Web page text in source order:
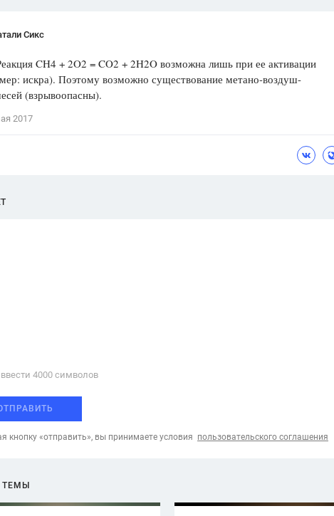
Сикс
CH4 + 2O2 = CO2 + 2H2O возможна лишь при ее активации
искра). Поэтому возможно существование метано-воздуш-
(взрывоопасны).
2017
4000 cимволов
кнопку «отправить», вы принимаете условия пользовательского соглашения
ТЕМЫ